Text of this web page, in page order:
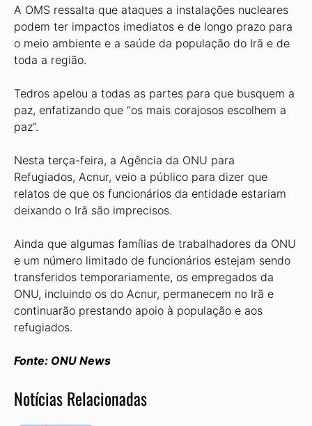
A OMS ressalta que ataques a instalações nucleares
podem ter impactos imediatos e de longo prazo para
o meio ambiente e a saúde da população do Irã e de
toda a região.
Tedros apelou a todas as partes para que busquem a
paz, enfatizando que “os mais corajosos escolhem a
paz”.
Nesta terça-feira, a Agência da ONU para
Refugiados, Acnur, veio a público para dizer que
relatos de que os funcionários da entidade estariam
deixando o Irã são imprecisos.
Ainda que algumas famílias de trabalhadores da ONU
e um número limitado de funcionários estejam sendo
transferidos temporariamente, os empregados da
ONU, incluindo os do Acnur, permanecem no Irã e
continuarão prestando apoio à população e aos
refugiados.
Fonte: ONU News
Notícias Relacionadas